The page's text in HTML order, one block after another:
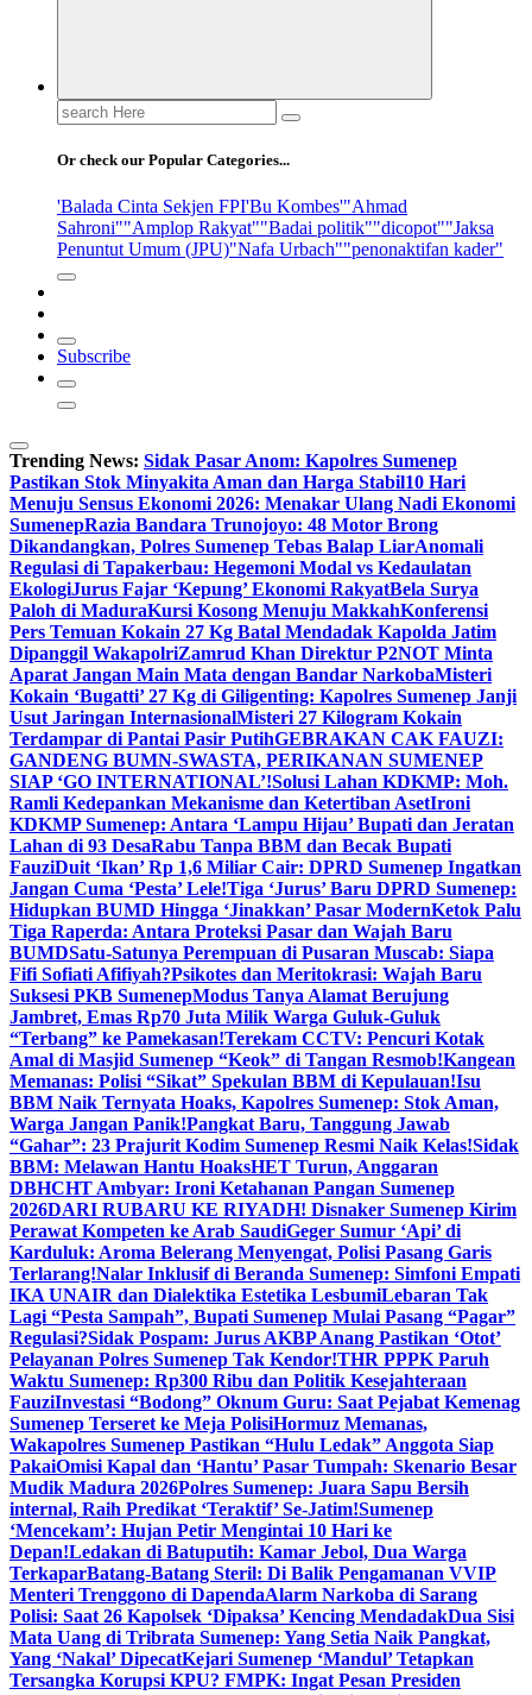
Search
for:
Or check our Popular Categories...
'Balada Cinta Sekjen FPI'Bu Kombes'"Ahmad
Sahroni""Amplop Rakyat""Badai politik""dicopot""Jaksa
Penuntut Umum (JPU)"Nafa Urbach""penonaktifan kader"
Subscribe
Trending News: Sidak Pasar Anom: Kapolres Sumenep
Pastikan Stok Minyakita Aman dan Harga Stabil10 Hari
Menuju Sensus Ekonomi 2026: Menakar Ulang Nadi Ekonomi
SumenepRazia Bandara Trunojoyo: 48 Motor Brong
Dikandangkan, Polres Sumenep Tebas Balap LiarAnomali
Regulasi di Tapakerbau: Hegemoni Modal vs Kedaulatan
EkologiJurus Fajar ‘Kepung’ Ekonomi RakyatBela Surya
Paloh di MaduraKursi Kosong Menuju MakkahKonferensi
Pers Temuan Kokain 27 Kg Batal Mendadak Kapolda Jatim
Dipanggil WakapolriZamrud Khan Direktur P2NOT Minta
Aparat Jangan Main Mata dengan Bandar NarkobaMisteri
Kokain ‘Bugatti’ 27 Kg di Giligenting: Kapolres Sumenep Janji
Usut Jaringan InternasionalMisteri 27 Kilogram Kokain
Terdampar di Pantai Pasir PutihGEBRAKAN CAK FAUZI:
GANDENG BUMN-SWASTA, PERIKANAN SUMENEP
SIAP ‘GO INTERNATIONAL’!Solusi Lahan KDKMP: Moh.
Ramli Kedepankan Mekanisme dan Ketertiban AsetIroni
KDKMP Sumenep: Antara ‘Lampu Hijau’ Bupati dan Jeratan
Lahan di 93 DesaRabu Tanpa BBM dan Becak Bupati
FauziDuit ‘Ikan’ Rp 1,6 Miliar Cair: DPRD Sumenep Ingatkan
Jangan Cuma ‘Pesta’ Lele!Tiga ‘Jurus’ Baru DPRD Sumenep:
Hidupkan BUMD Hingga ‘Jinakkan’ Pasar ModernKetok Palu
Tiga Raperda: Antara Proteksi Pasar dan Wajah Baru
BUMDSatu-Satunya Perempuan di Pusaran Muscab: Siapa
Fifi Sofiati Afifiyah?Psikotes dan Meritokrasi: Wajah Baru
Suksesi PKB SumenepModus Tanya Alamat Berujung
Jambret, Emas Rp70 Juta Milik Warga Guluk-Guluk
“Terbang” ke Pamekasan!Terekam CCTV: Pencuri Kotak
Amal di Masjid Sumenep “Keok” di Tangan Resmob!Kangean
Memanas: Polisi “Sikat” Spekulan BBM di Kepulauan!Isu
BBM Naik Ternyata Hoaks, Kapolres Sumenep: Stok Aman,
Warga Jangan Panik!Pangkat Baru, Tanggung Jawab
“Gahar”: 23 Prajurit Kodim Sumenep Resmi Naik Kelas!Sidak
BBM: Melawan Hantu HoaksHET Turun, Anggaran
DBHCHT Ambyar: Ironi Ketahanan Pangan Sumenep
2026DARI RUBARU KE RIYADH! Disnaker Sumenep Kirim
Perawat Kompeten ke Arab SaudiGeger Sumur ‘Api’ di
Karduluk: Aroma Belerang Menyengat, Polisi Pasang Garis
Terlarang!Nalar Inklusif di Beranda Sumenep: Simfoni Empati
IKA UNAIR dan Dialektika Estetika LesbumiLebaran Tak
Lagi “Pesta Sampah”, Bupati Sumenep Mulai Pasang “Pagar”
Regulasi?Sidak Pospam: Jurus AKBP Anang Pastikan ‘Otot’
Pelayanan Polres Sumenep Tak Kendor!THR PPPK Paruh
Waktu Sumenep: Rp300 Ribu dan Politik Kesejahteraan
FauziInvestasi “Bodong” Oknum Guru: Saat Pejabat Kemenag
Sumenep Terseret ke Meja PolisiHormuz Memanas,
Wakapolres Sumenep Pastikan “Hulu Ledak” Anggota Siap
PakaiOmisi Kapal dan ‘Hantu’ Pasar Tumpah: Skenario Besar
Mudik Madura 2026Polres Sumenep: Juara Sapu Bersih
internal, Raih Predikat ‘Teraktif’ Se-Jatim!Sumenep
‘Mencekam’: Hujan Petir Mengintai 10 Hari ke
Depan!Ledakan di Batuputih: Kamar Jebol, Dua Warga
TerkaparBatang-Batang Steril: Di Balik Pengamanan VVIP
Menteri Trenggono di DapendaAlarm Narkoba di Sarang
Polisi: Saat 26 Kapolsek ‘Dipaksa’ Kencing MendadakDua Sisi
Mata Uang di Tribrata Sumenep: Yang Setia Naik Pangkat,
Yang ‘Nakal’ DipecatKejari Sumenep ‘Mandul’ Tetapkan
Tersangka Korupsi KPU? FMPK: Ingat Pesan Presiden